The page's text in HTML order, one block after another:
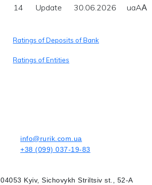
14
Update 30.06.2026 uaAА
Ratings of Deposits of Bank
Ratings of Entities
info@rurik.com.ua
+38 (099) 037-19-83
04053 Kyiv, Sichovykh Striltsiv st., 52-A